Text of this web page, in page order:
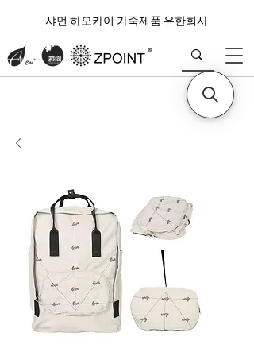
샤먼 하오카이 가죽제품 유한회사